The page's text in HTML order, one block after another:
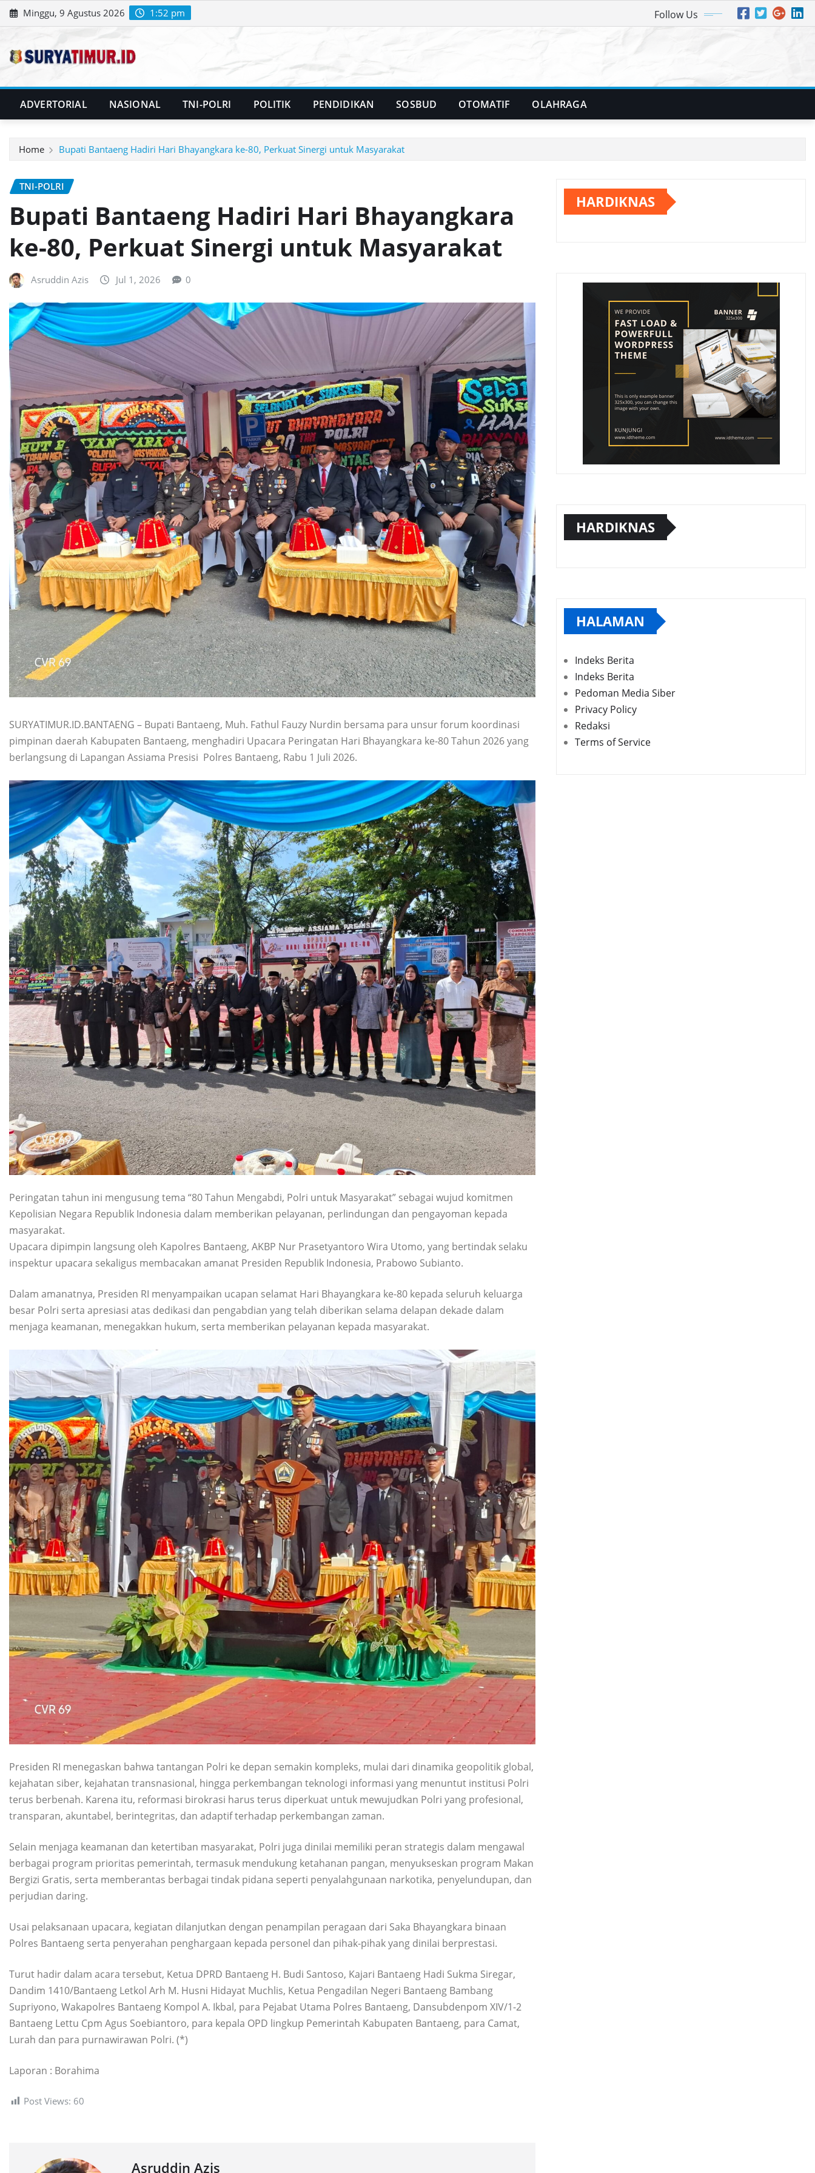
Skip
to
Minggu, 9 Agustus 2026 1:52 pm Follow Us
ADVERTORIAL NASIONAL TNI-POLRI POLITIK PENDIDIKAN SOSBUD OTOMATIF OLAHRAGA
Home Bupati Bantaeng Hadiri Hari Bhayangkara ke-80, Perkuat Sinergi untuk Masyarakat
TNI-POLRI
Bupati Bantaeng Hadiri Hari Bhayangkara
ke-80, Perkuat Sinergi untuk Masyarakat
Asruddin Azis Jul 1, 2026 0
SURYATIMUR.ID.BANTAENG – Bupati Bantaeng, Muh. Fathul Fauzy Nurdin bersama para unsur forum koordinasi
pimpinan daerah Kabupaten Bantaeng, menghadiri Upacara Peringatan Hari Bhayangkara ke-80 Tahun 2026 yang
berlangsung di Lapangan Assiama Presisi Polres Bantaeng, Rabu 1 Juli 2026.
Peringatan tahun ini mengusung tema “80 Tahun Mengabdi, Polri untuk Masyarakat” sebagai wujud komitmen
Kepolisian Negara Republik Indonesia dalam memberikan pelayanan, perlindungan dan pengayoman kepada
masyarakat.
Upacara dipimpin langsung oleh Kapolres Bantaeng, AKBP Nur Prasetyantoro Wira Utomo, yang bertindak selaku
inspektur upacara sekaligus membacakan amanat Presiden Republik Indonesia, Prabowo Subianto.
Dalam amanatnya, Presiden RI menyampaikan ucapan selamat Hari Bhayangkara ke-80 kepada seluruh keluarga
besar Polri serta apresiasi atas dedikasi dan pengabdian yang telah diberikan selama delapan dekade dalam
menjaga keamanan, menegakkan hukum, serta memberikan pelayanan kepada masyarakat.
Presiden RI menegaskan bahwa tantangan Polri ke depan semakin kompleks, mulai dari dinamika geopolitik global,
kejahatan siber, kejahatan transnasional, hingga perkembangan teknologi informasi yang menuntut institusi Polri
terus berbenah. Karena itu, reformasi birokrasi harus terus diperkuat untuk mewujudkan Polri yang profesional,
transparan, akuntabel, berintegritas, dan adaptif terhadap perkembangan zaman.
Selain menjaga keamanan dan ketertiban masyarakat, Polri juga dinilai memiliki peran strategis dalam mengawal
berbagai program prioritas pemerintah, termasuk mendukung ketahanan pangan, menyukseskan program Makan
Bergizi Gratis, serta memberantas berbagai tindak pidana seperti penyalahgunaan narkotika, penyelundupan, dan
perjudian daring.
Usai pelaksanaan upacara, kegiatan dilanjutkan dengan penampilan peragaan dari Saka Bhayangkara binaan
Polres Bantaeng serta penyerahan penghargaan kepada personel dan pihak-pihak yang dinilai berprestasi.
Turut hadir dalam acara tersebut, Ketua DPRD Bantaeng H. Budi Santoso, Kajari Bantaeng Hadi Sukma Siregar,
Dandim 1410/Bantaeng Letkol Arh M. Husni Hidayat Muchlis, Ketua Pengadilan Negeri Bantaeng Bambang
Supriyono, Wakapolres Bantaeng Kompol A. Ikbal, para Pejabat Utama Polres Bantaeng, Dansubdenpom XIV/1-2
Bantaeng Lettu Cpm Agus Soebiantoro, para kepala OPD lingkup Pemerintah Kabupaten Bantaeng, para Camat,
Lurah dan para purnawirawan Polri. (*)
Laporan : Borahima
Post Views: 60
Asruddin Azis
HARDIKNAS
HARDIKNAS
HALAMAN
Indeks Berita
Indeks Berita
Pedoman Media Siber
Privacy Policy
Redaksi
Terms of Service